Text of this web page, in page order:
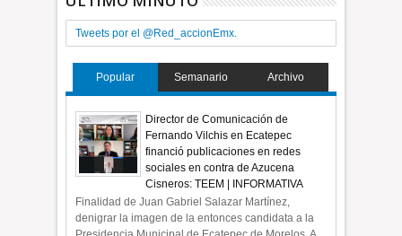
Tweets por el @Red_accionEmx.
Popular Semanario Archivo
Director de Comunicación de
Fernando Vilchis en Ecatepec
financió publicaciones en redes
sociales en contra de Azucena
Cisneros: TEEM | INFORMATIVA
Finalidad de Juan Gabriel Salazar Martínez,
denigrar la imagen de la entonces candidata a la